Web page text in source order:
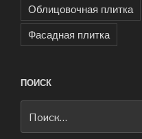
Облицовочная плитка
Фасадная плитка
ПОИСК